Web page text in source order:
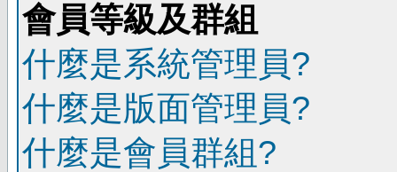
會員等級及群組
什麼是系統管理員?
什麼是版面管理員?
什麼是會員群組?